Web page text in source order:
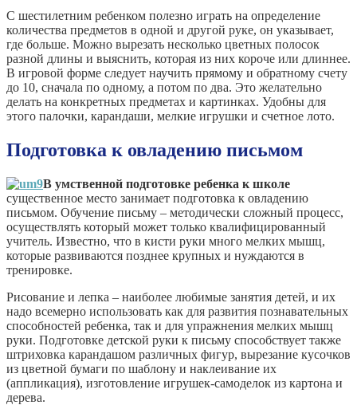
С шестилетним ребенком полезно играть на определение
количества предметов в одной и другой руке, он указывает,
где больше. Можно вырезать несколько цветных полосок
разной длины и выяснить, которая из них короче или длиннее.
В игровой форме следует научить прямому и обратному счету
до 10, сначала по одному, а потом по два. Это желательно
делать на конкретных предметах и картинках. Удобны для
этого палочки, карандаши, мелкие игрушки и счетное лото.
Подготовка к овладению письмом
В умственной подготовке ребенка к школе
существенное место занимает подготовка к овладению
письмом. Обучение письму – методически сложный процесс,
осуществлять который может только квалифицированный
учитель. Известно, что в кисти руки много мелких мышц,
которые развиваются позднее крупных и нуждаются в
тренировке.
Рисование и лепка – наиболее любимые занятия детей, и их
надо всемерно использовать как для развития познавательных
способностей ребенка, так и для упражнения мелких мышц
руки. Подготовке детской руки к письму способствует также
штриховка карандашом различных фигур, вырезание кусочков
из цветной бумаги по шаблону и наклеивание их
(аппликация), изготовление игрушек-самоделок из картона и
дерева.